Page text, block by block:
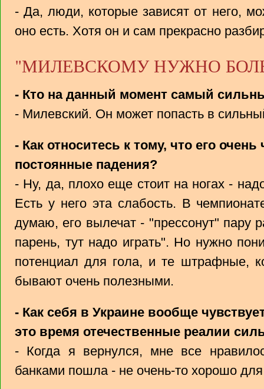
- Да, люди, которые зависят от него,
оно есть. Хотя он и сам прекрасно
"МИЛЕВСКОМУ НУЖНО
- Кто на данный момент самый
- Милевский. Он может попасть в
- Как относитесь к тому, что его очень
постоянные падения?
- Ну, да, плохо еще стоит на ногах -
Есть у него эта слабость. В
думаю, его вылечат - "прессонут" пару
парень, тут надо играть". Но нужно
потенциал для гола, и те штрафные,
бывают очень полезными.
- Как себя в Украине вообще
это время отечественные реалии
- Когда я вернулся, мне все
банками пошла - не очень-то хорошо